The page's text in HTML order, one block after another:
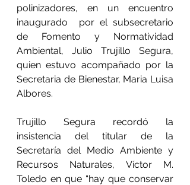
polinizadores, en un encuentro
inaugurado  por el subsecretario
de Fomento y Normatividad
Ambiental, Julio Trujillo Segura,
quien estuvo acompañado por la
Secretaria de Bienestar, Maria Luisa
Albores.
Trujillo Segura recordó la
insistencia del titular de la
Secretaría del Medio Ambiente y
Recursos Naturales, Víctor M.
Toledo en que “hay que conservar